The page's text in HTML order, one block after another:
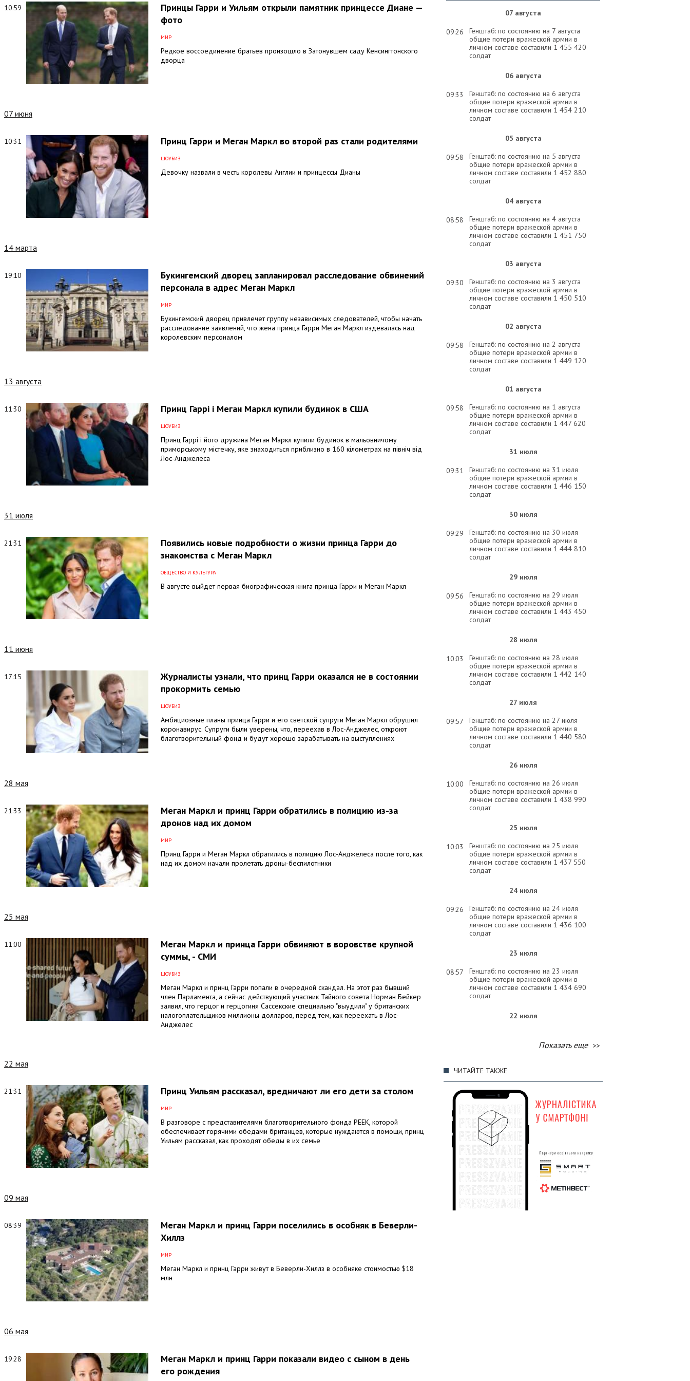
07 августа
09:26
Генштаб: по состоянию на 7 августа
общие потери вражеской армии в
личном составе составили 1 455 420
солдат
06 августа
09:33
Генштаб: по состоянию на 6 августа
общие потери вражеской армии в
личном составе составили 1 454 210
солдат
05 августа
09:58
Генштаб: по состоянию на 5 августа
общие потери вражеской армии в
личном составе составили 1 452 880
солдат
04 августа
08:58
Генштаб: по состоянию на 4 августа
общие потери вражеской армии в
личном составе составили 1 451 750
солдат
03 августа
09:30
Генштаб: по состоянию на 3 августа
общие потери вражеской армии в
личном составе составили 1 450 510
солдат
02 августа
09:58
Генштаб: по состоянию на 2 августа
общие потери вражеской армии в
личном составе составили 1 449 120
солдат
01 августа
09:58
Генштаб: по состоянию на 1 августа
общие потери вражеской армии в
личном составе составили 1 447 620
солдат
31 июля
09:31
Генштаб: по состоянию на 31 июля
общие потери вражеской армии в
личном составе составили 1 446 150
солдат
30 июля
09:29
Генштаб: по состоянию на 30 июля
общие потери вражеской армии в
личном составе составили 1 444 810
солдат
29 июля
09:56
Генштаб: по состоянию на 29 июля
общие потери вражеской армии в
личном составе составили 1 443 450
солдат
28 июля
10:03
Генштаб: по состоянию на 28 июля
общие потери вражеской армии в
личном составе составили 1 442 140
солдат
27 июля
09:57
Генштаб: по состоянию на 27 июля
общие потери вражеской армии в
личном составе составили 1 440 580
солдат
26 июля
10:00
Генштаб: по состоянию на 26 июля
общие потери вражеской армии в
личном составе составили 1 438 990
солдат
25 июля
10:03
Генштаб: по состоянию на 25 июля
общие потери вражеской армии в
личном составе составили 1 437 550
солдат
24 июля
09:26
Генштаб: по состоянию на 24 июля
общие потери вражеской армии в
личном составе составили 1 436 100
солдат
23 июля
08:57
Генштаб: по состоянию на 23 июля
общие потери вражеской армии в
личном составе составили 1 434 690
солдат
22 июля
общие потери вражеской армии в
личном составе составили 1 433 230
09:32
Генштаб: по состоянию на 21 июля
общие потери вражеской армии в
личном составе составили 1 431 900
солдат
20 июля
Генштаб: по состоянию на 20 июля
общие потери вражеской армии в
личном составе составили 1 430 530
Показать еще
ЧИТАЙТЕ ТАКЖЕ
10:59
Принцы Гарри и Уильям открыли памятник принцессе Диане —
фото
МИР
Редкое воссоединение братьев произошло в Затонувшем саду Кенсингтонского
дворца
07 июня
10:31 Принц Гарри и Меган Маркл во второй раз стали родителями
ШОУБИЗ
Девочку назвали в честь королевы Англии и принцессы Дианы
14 марта
19:10
Букингемский дворец запланировал расследование обвинений
персонала в адрес Меган Маркл
МИР
Букингемский дворец привлечет группу независимых следователей, чтобы начать
расследование заявлений, что жена принца Гарри Меган Маркл издевалась над
королевским персоналом
13 августа
11:30 Принц Гаррі і Меган Маркл купили будинок в США
ШОУБИЗ
Принц Гаррі і його дружина Меган Маркл купили будинок в мальовничому
приморському містечку, яке знаходиться приблизно в 160 кілометрах на північ від
Лос-Анджелеса
31 июля
21:31
Появились новые подробности о жизни принца Гарри до
знакомства с Меган Маркл
ОБЩЕСТВО И КУЛЬТУРА
В августе выйдет первая биографическая книга принца Гарри и Меган Маркл
11 июня
17:15
Журналисты узнали, что принц Гарри оказался не в состоянии
прокормить семью
ШОУБИЗ
Амбициозные планы принца Гарри и его светской супруги Меган Маркл обрушил
коронавирус. Супруги были уверены, что, переехав в Лос-Анджелес, откроют
благотворительный фонд и будут хорошо зарабатывать на выступлениях
28 мая
21:33
Меган Маркл и принц Гарри обратились в полицию из-за
дронов над их домом
МИР
Принц Гарри и Меган Маркл обратились в полицию Лос-Анджелеса после того, как
над их домом начали пролетать дроны-беспилотники
25 мая
11:00
Меган Маркл и принца Гарри обвиняют в воровстве крупной
суммы, - СМИ
ШОУБИЗ
Меган Маркл и принц Гарри попали в очередной скандал. На этот раз бывший
член Парламента, а сейчас действующий участник Тайного совета Норман Бейкер
заявил, что герцог и герцогиня Сассекские специально "выудили" у британских
налогоплательщиков миллионы долларов, перед тем, как переехать в Лос-
Анджелес
22 мая
21:31 Принц Уильям рассказал, вредничают ли его дети за столом
МИР
В разговоре с представителями благотворительного фонда PEEK, которой
обеспечивает горячими обедами британцев, которые нуждаются в помощи, принц
Уильям рассказал, как проходят обеды в их семье
09 мая
08:39
Меган Маркл и принц Гарри поселились в особняк в Беверли-
Хиллз
МИР
Меган Маркл и принц Гарри живут в Беверли-Хиллз в особняке стоимостью $18
млн
06 мая
19:28
Меган Маркл и принц Гарри показали видео с сыном в день
его рождения